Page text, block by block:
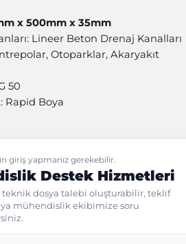
x 500mm x 35mm
Lineer Beton Drenaj Kanalları
Otoparklar, Akaryakıt
50
Rapid Boya
giriş yapmanız gerekebilir.
Destek Hizmetleri
dosya talebi oluşturabilir, teklif
mühendislik ekibimize soru